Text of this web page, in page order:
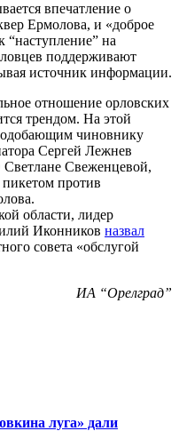
впечатление о
Ермолова, и «доброе
“наступление” на
поддерживают
источник информации.
отношение орловских
трендом. На этой
чиновнику
Сергей Лежнев
Свеженцевой,
против
области, лидер
Иконников назвал
совета «обслугой
ИА “Орелград”
луга» дали